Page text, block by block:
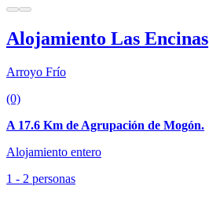
Alojamiento Las Encinas
Arroyo Frío
(0)
A 17.6 Km de Agrupación de Mogón.
Alojamiento entero
1 - 2 personas